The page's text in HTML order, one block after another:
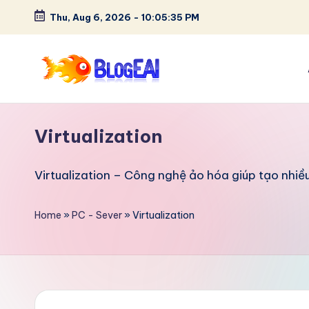
Skip
Thu, Aug 6, 2026 - 10:05:36 PM
B
l
g
E
đam
lưu
kỷ
cả
Virtualization
Virtualization – Công nghệ ảo hóa giúp tạo
Home »PC - Sever »Virtualization